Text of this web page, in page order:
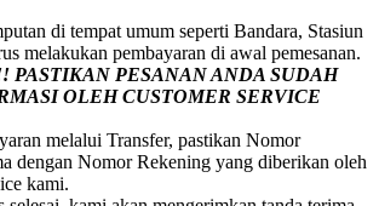
di tempat umum seperti Bandara, Stasiun
melakukan pembayaran di awal pemesanan.
PASTIKAN PESANAN ANDA SUDAH
OLEH CUSTOMER SERVICE
melalui Transfer, pastikan Nomor
dengan Nomor Rekening yang diberikan oleh
kami.